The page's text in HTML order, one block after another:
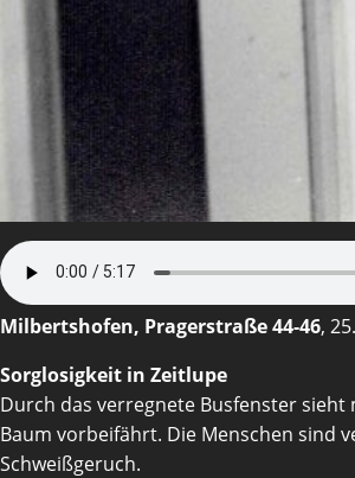
Milbertshofen, Pragerstraße 44-46,
Sorglosigkeit in Zeitlupe
Durch das verregnete Busfenster
Baum vorbeifährt. Die Menschen sind
Schweißgeruch.